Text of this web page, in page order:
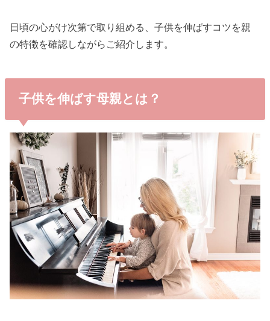
日頃の心がけ次第で取り組める、子供を伸ばすコツを親
の特徴を確認しながらご紹介します。
子供を伸ばす母親とは？